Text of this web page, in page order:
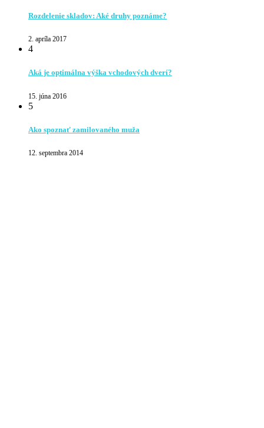
Rozdelenie skladov: Aké druhy poznáme?
2. apríla 2017
4
Aká je optimálna výška vchodových dverí?
15. júna 2016
5
Ako spoznať zamilovaného muža
12. septembra 2014